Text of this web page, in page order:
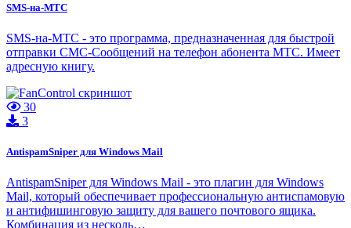
SMS-на-МТС
SMS-на-МТС - это программа, предназначенная для быстрой
отправки СМС-Сообщений на телефон абонента МТС. Имеет
адресную книгу.
30
3
AntispamSniper для Windows Mail
AntispamSniper для Windows Mail - это плагин для Windows
Mail, который обеспечивает профессиональную антиспамовую
и антифишинговую защиту для вашего почтового ящика.
Комбинация из несколь…